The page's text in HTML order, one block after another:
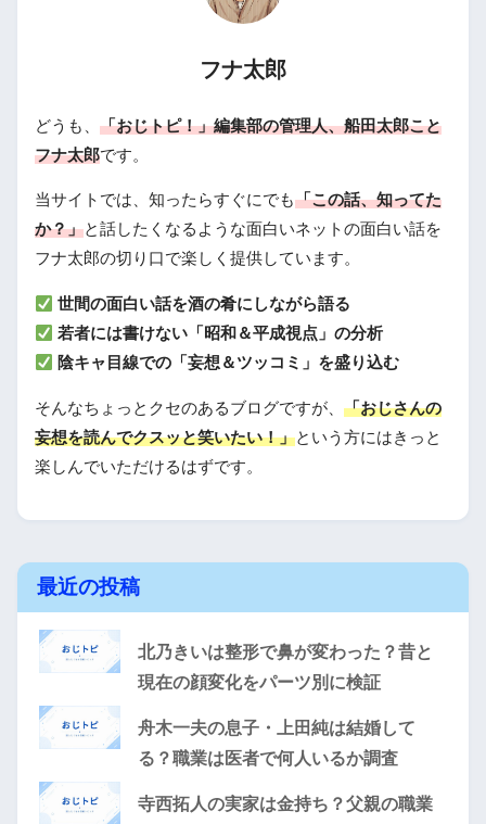
フナ太郎
どうも、 「おじトピ！」編集部の管理人、船田太郎こと
フナ太郎です。
当サイトでは、知ったらすぐにでも「この話、知ってた
か？」と話したくなるような面白いネットの面白い話を
フナ太郎の切り口で楽しく提供しています。
世間の面白い話を酒の肴にしながら語る
若者には書けない「昭和＆平成視点」の分析
陰キャ目線での「妄想＆ツッコミ」を盛り込む
そんなちょっとクセのあるブログですが、 「おじさんの
妄想を読んでクスッと笑いたい！」という方にはきっと
楽しんでいただけるはずです。
最近の投稿
北乃きいは整形で鼻が変わった？昔と
現在の顔変化をパーツ別に検証
舟木一夫の息子・上田純は結婚して
る？職業は医者で何人いるか調査
寺西拓人の実家は金持ち？父親の職業